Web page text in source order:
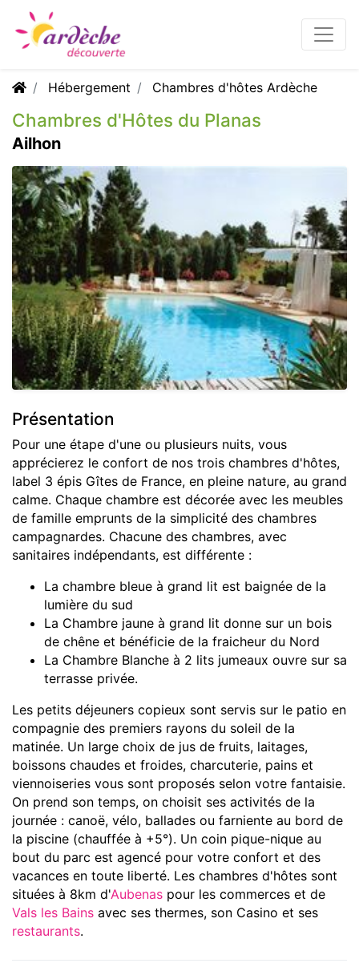
Hébergement Chambres d'hôtes Ardèche
Chambres d'Hôtes du Planas
Ailhon
Présentation
Pour une étape d'une ou plusieurs nuits, vous
apprécierez le confort de nos trois chambres d'hôtes,
label 3 épis Gîtes de France, en pleine nature, au grand
calme. Chaque chambre est décorée avec les meubles
de famille emprunts de la simplicité des chambres
campagnardes. Chacune des chambres, avec
sanitaires indépendants, est différente :
La chambre bleue à grand lit est baignée de la
lumière du sud
La Chambre jaune à grand lit donne sur un bois
de chêne et bénéficie de la fraicheur du Nord
La Chambre Blanche à 2 lits jumeaux ouvre sur sa
terrasse privée.
Les petits déjeuners copieux sont servis sur le patio en
compagnie des premiers rayons du soleil de la
matinée. Un large choix de jus de fruits, laitages,
boissons chaudes et froides, charcuterie, pains et
viennoiseries vous sont proposés selon votre fantaisie.
On prend son temps, on choisit ses activités de la
journée : canoë, vélo, ballades ou farniente au bord de
la piscine (chauffée à +5°). Un coin pique-nique au
bout du parc est agencé pour votre confort et des
vacances en toute liberté. Les chambres d'hôtes sont
situées à 8km d'Aubenas pour les commerces et de
Vals les Bains avec ses thermes, son Casino et ses
restaurants.